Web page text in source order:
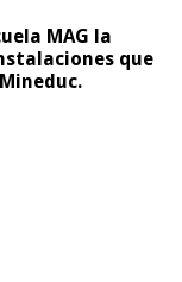
MAG la
que